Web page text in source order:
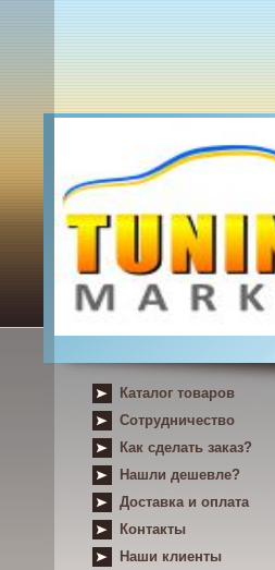
Каталог товаров
Сотрудничество
Как сделать заказ?
Нашли дешевле?
Доставка и оплата
Контакты
Наши клиенты